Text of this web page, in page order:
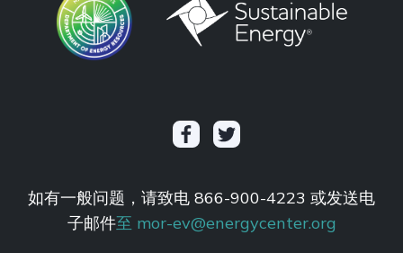
如有一般问题，请致电 866-900-4223 或发送电
子邮件至 mor-ev@energycenter.org